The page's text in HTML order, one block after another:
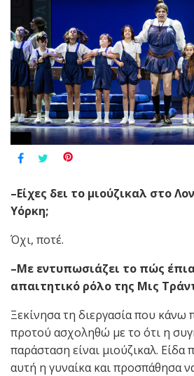
–Είχες δει το μιούζικαλ στο
Υόρκη;
Όχι, ποτέ.
–Με εντυπωσιάζει το πώς
απαιτητικό ρόλο της Μις
Ξεκίνησα τη διεργασία που κάνω
προτού ασχοληθώ με το ότι η
παράσταση είναι μιούζικαλ. Είδα
αυτή η γυναίκα και προσπάθησα